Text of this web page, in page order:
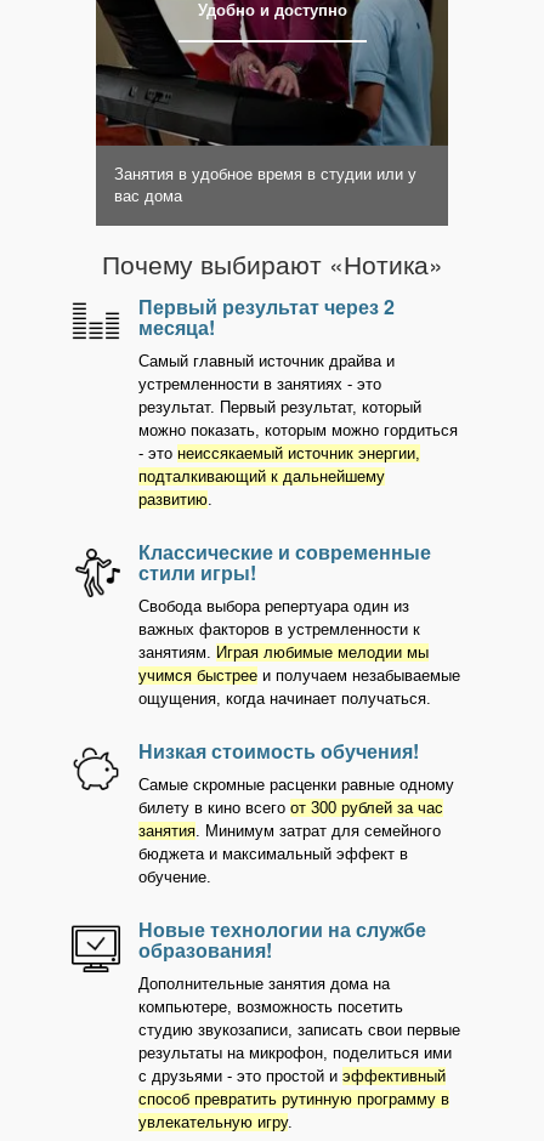
Удобно и доступно
Занятия в удобное время в студии или у
вас дома
Почему выбирают «Нотика»
Первый результат через 2
месяца!
Самый главный источник драйва и
устремленности в занятиях - это
результат. Первый результат, который
можно показать, которым можно гордиться
- это неиссякаемый источник энергии,
подталкивающий к дальнейшему
развитию.
Классические и современные
стили игры!
Свобода выбора репертуара один из
важных факторов в устремленности к
занятиям. Играя любимые мелодии мы
учимся быстрее и получаем незабываемые
ощущения, когда начинает получаться.
Низкая стоимость обучения!
Самые скромные расценки равные одному
билету в кино всего от 300 рублей за час
занятия. Минимум затрат для семейного
бюджета и максимальный эффект в
обучение.
Новые технологии на службе
образования!
Дополнительные занятия дома на
компьютере, возможность посетить
студию звукозаписи, записать свои первые
результаты на микрофон, поделиться ими
с друзьями - это простой и эффективный
способ превратить рутинную программу в
увлекательную игру.